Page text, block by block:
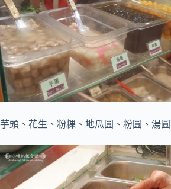
芋頭、花生、粉粿、地瓜圓、粉圓、湯